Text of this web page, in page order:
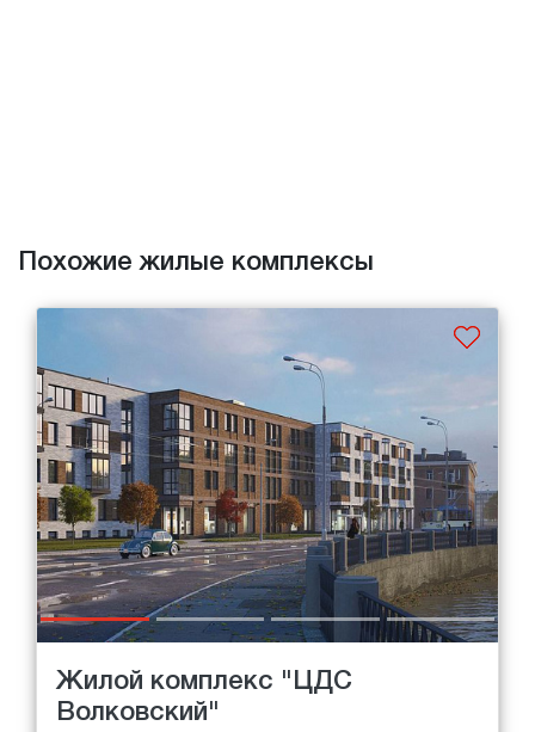
Похожие жилые комплексы
Жилой комплекс "ЦДС
Волковский"